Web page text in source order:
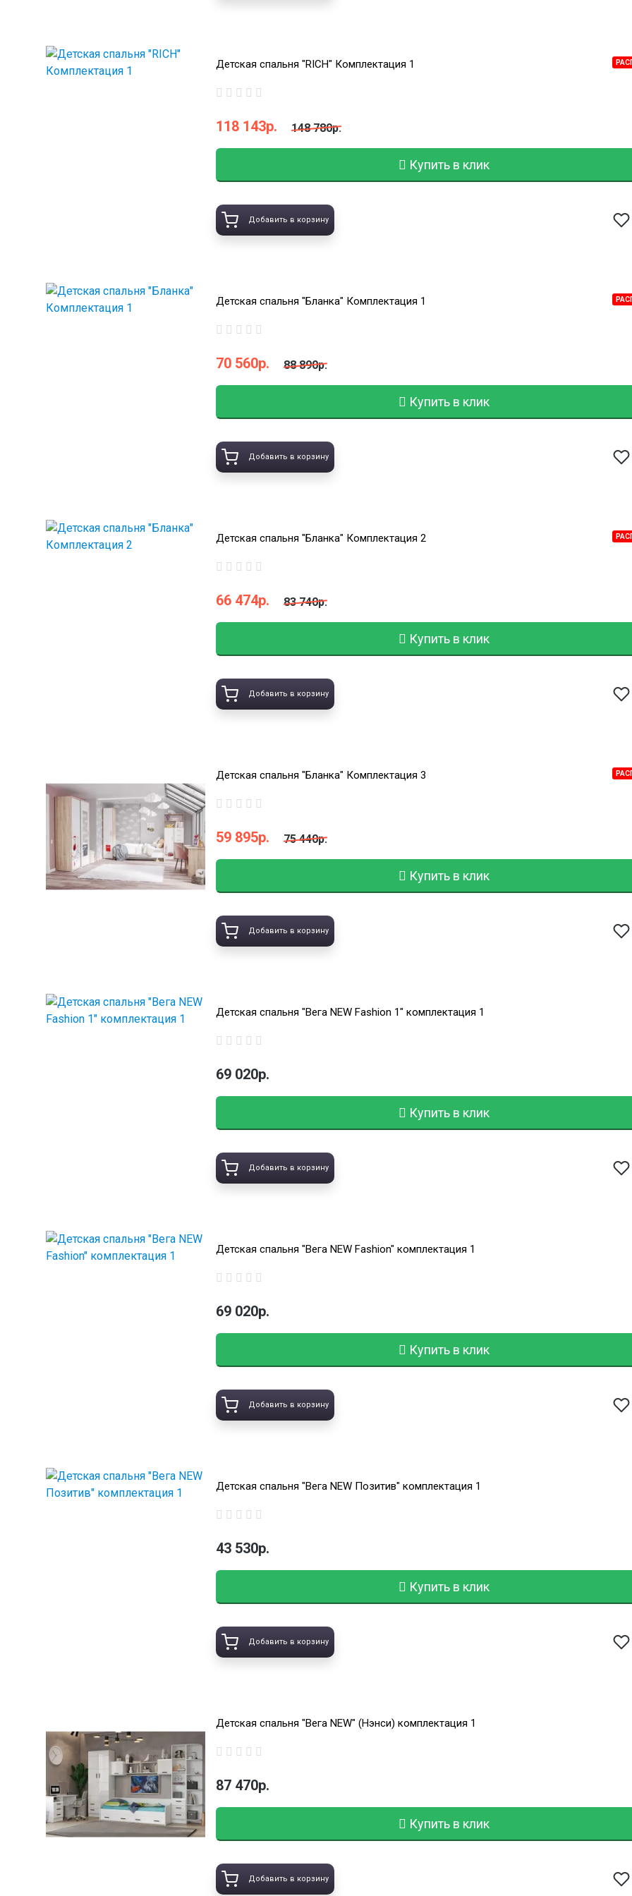
Детская спальня "RICH" Комплектация 1
118 143р. 148 780р.
Купить в клик
Добавить в корзину
Детская спальня "Бланка" Комплектация 1
70 560р. 88 890р.
Купить в клик
Добавить в корзину
Детская спальня "Бланка" Комплектация 2
66 474р. 83 740р.
Купить в клик
Добавить в корзину
Детская спальня "Бланка" Комплектация 3
59 895р. 75 440р.
Купить в клик
Добавить в корзину
Детская спальня "Вега NEW Fashion 1" комплектация 1
69 020р.
Купить в клик
Добавить в корзину
Детская спальня "Вега NEW Fashion" комплектация 1
69 020р.
Купить в клик
Добавить в корзину
Детская спальня "Вега NEW Позитив" комплектация 1
43 530р.
Купить в клик
Добавить в корзину
Детская спальня "Вега NEW" (Нэнси) комплектация 1
87 470р.
Купить в клик
Добавить в корзину